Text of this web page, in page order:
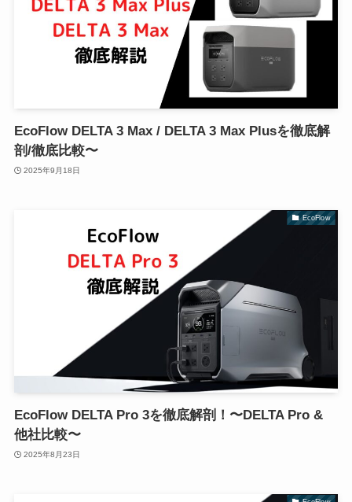
EcoFlow DELTA 3 Max / DELTA 3 Max Plusを徹底解
剖/徹底比較〜
2025年9月18日
EcoFlow
EcoFlow DELTA Pro 3を徹底解剖！〜DELTA Pro &
他社比較〜
2025年8月23日